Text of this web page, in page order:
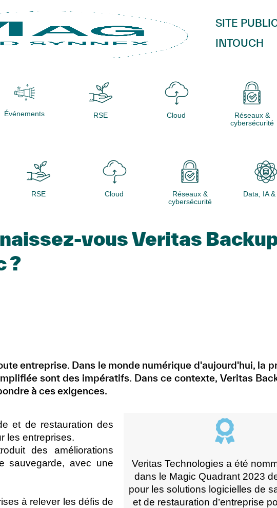
SITE
INTOUCH
Événements RSE Cloud
Réseaux &
cybersécurité
RSE Cloud
Réseaux &
cybersécurité
Data, IA
vous Veritas
?
entreprise. Dans le monde numérique d'aujourd'hui, la
sont des impératifs. Dans ce contexte, Veritas
à ces exigences.
et de restauration des
les entreprises.
des améliorations
sauvegarde, avec une
à relever les défis de
Veritas Technologies a été
dans le Magic Quadrant 2023
pour les solutions logicielles de
et de restauration d’entreprise